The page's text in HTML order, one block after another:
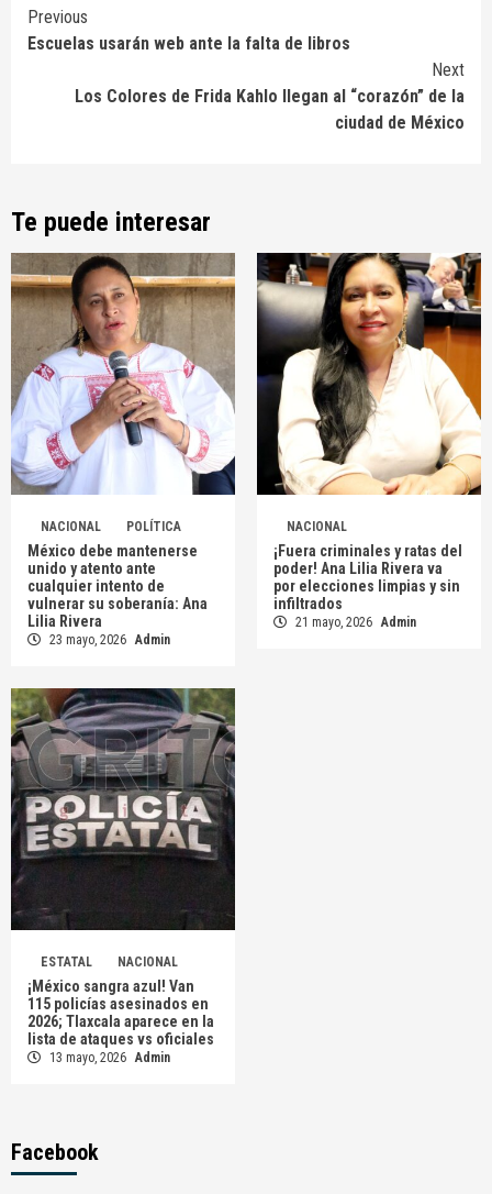
Continue
Reading
Previous
Escuelas usarán web ante la falta de libros
Next
Los Colores de Frida Kahlo llegan al “corazón” de la
ciudad de México
Te puede interesar
NACIONAL POLÍTICA
México debe mantenerse
unido y atento ante
cualquier intento de
vulnerar su soberanía: Ana
Lilia Rivera
23 mayo, 2026 Admin
NACIONAL
¡Fuera criminales y ratas del
poder! Ana Lilia Rivera va
por elecciones limpias y sin
infiltrados
21 mayo, 2026 Admin
ESTATAL NACIONAL
¡México sangra azul! Van
115 policías asesinados en
2026; Tlaxcala aparece en la
lista de ataques vs oficiales
13 mayo, 2026 Admin
Facebook